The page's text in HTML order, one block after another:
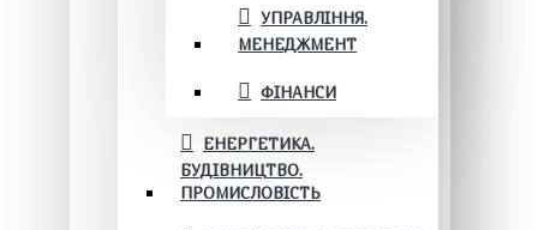
УПРАВЛІННЯ.
МЕНЕДЖМЕНТ
ФІНАНСИ
ЕНЕРГЕТИКА.
БУДІВНИЦТВО.
ПРОМИСЛОВІСТЬ